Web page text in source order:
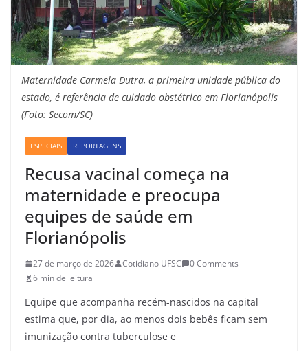
Maternidade Carmela Dutra, a primeira unidade pública do
estado, é referência de cuidado obstétrico em Florianópolis
(Foto: Secom/SC)
ESPECIAIS REPORTAGENS
Recusa vacinal começa na
maternidade e preocupa
equipes de saúde em
Florianópolis
27 de março de 2026 Cotidiano UFSC
0 Comments
6 min de leitura
Equipe que acompanha recém-nascidos na capital
estima que, por dia, ao menos dois bebês ficam sem
imunização contra tuberculose e